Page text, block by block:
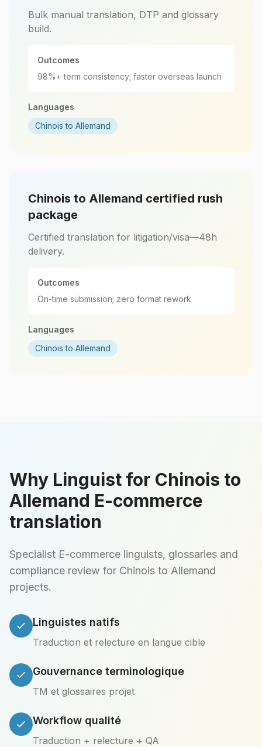
Bulk manual translation, DTP and glossary
build.
Outcomes
98%+ term consistency; faster overseas launch
Languages
Chinois to Allemand
Chinois to Allemand certified rush
package
Certified translation for litigation/visa—48h
delivery.
Outcomes
On-time submission; zero format rework
Languages
Chinois to Allemand
Why Linguist for Chinois to
Allemand E-commerce
translation
Specialist E-commerce linguists, glossaries and
compliance review for Chinois to Allemand
projects.
Linguistes natifs
Traduction et relecture en langue cible
Gouvernance terminologique
TM et glossaires projet
Workflow qualité
Traduction + relecture + QA